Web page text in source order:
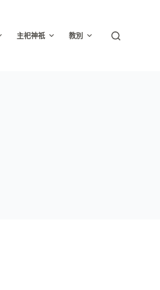
主祀神祇 教別